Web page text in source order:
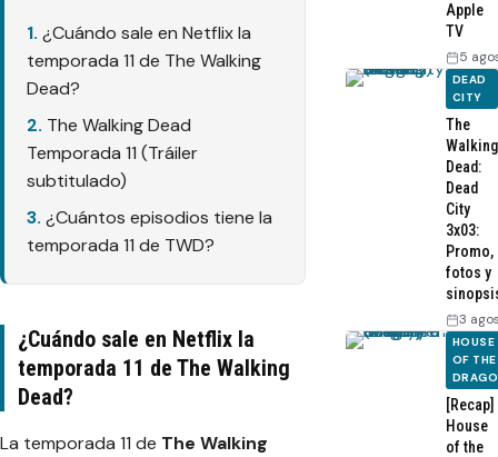
¿Cuándo sale en Netflix la
temporada 11 de The Walking
Dead?
The Walking Dead
Temporada 11 (Tráiler
subtitulado)
¿Cuántos episodios tiene la
temporada 11 de TWD?
¿Cuándo sale en Netflix la
temporada 11 de The Walking
Dead?
La temporada 11 de The Walking
Apple
TV
5
DEAD
CITY
The
Walking
Dead:
Dead
City
3x03:
Promo,
fotos y
3
HOUSE
OF THE
[Recap]
House
of the